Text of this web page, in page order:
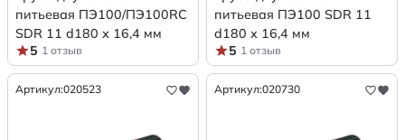
питьевая ПЭ100/ПЭ100RC
SDR 11 d180 х 16,4 мм
5 1 отзыв
питьевая ПЭ100 SDR 11
d180 х 16,4 мм
5 1 отзыв
Артикул:020523 Артикул:020730